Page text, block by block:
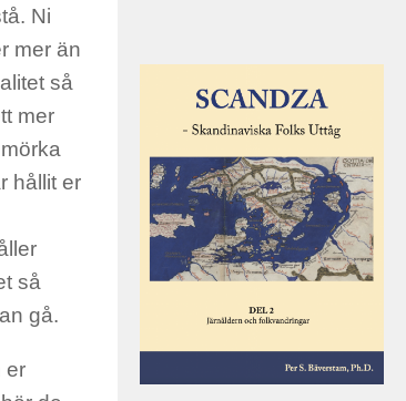
Ni
mer än
så
mer
hållit er
så
gå.
er